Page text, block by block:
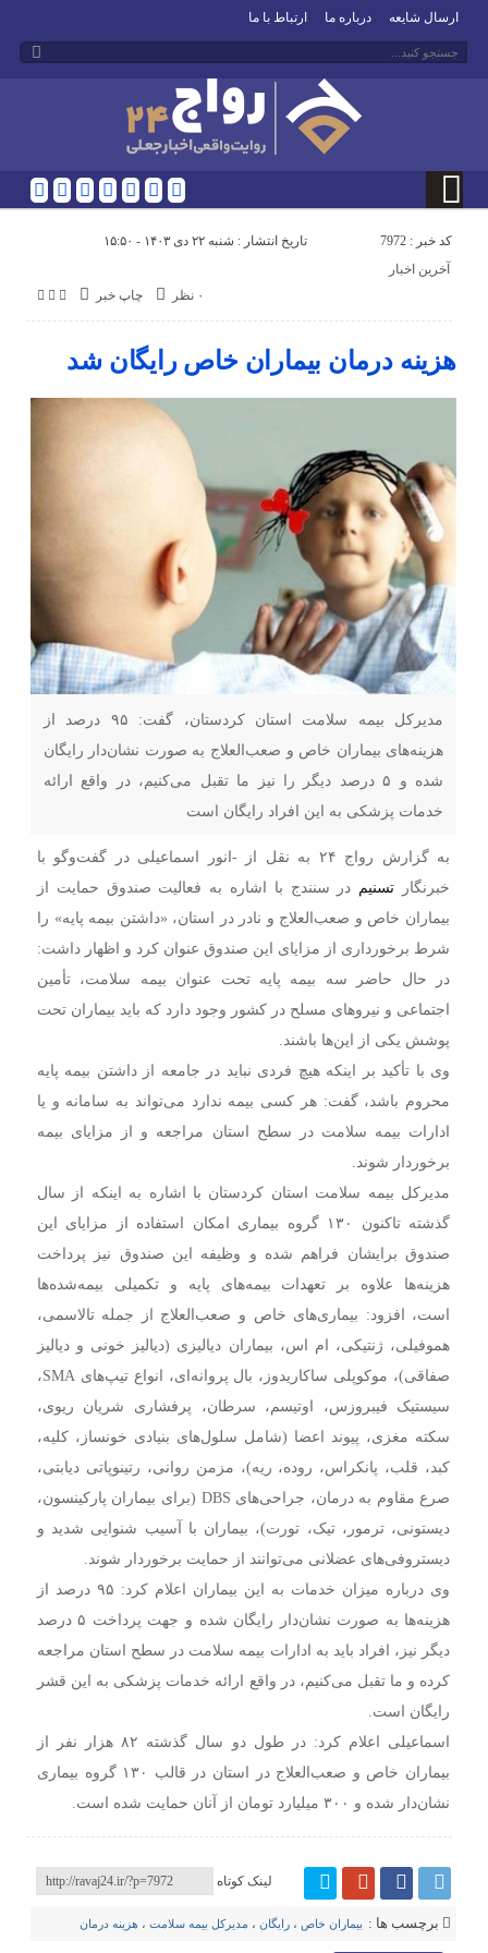
ارسال شایعه درباره ما ارتباط با ما
کد خبر : 7972 تاریخ انتشار : شنبه ۲۲ دی ۱۴۰۳ - ۱۵:۵۰
چاپ خبر ۰ نظر
آخرین اخبار
هزینه درمان بیماران خاص رایگان شد
مدیرکل بیمه سلامت استان کردستان، گفت: ۹۵ درصد از
هزینه‌های بیماران خاص و صعب‌العلاج به صورت نشان‌دار رایگان
شده و ۵ درصد دیگر را نیز ما تقبل می‌کنیم، در واقع ارائه
خدمات پزشکی به این افراد رایگان است
به گزارش رواج ۲۴ به نقل از -انور اسماعیلی در گفت‌وگو با
خبرنگار تسنیم در سنندج با اشاره به فعالیت صندوق حمایت از
بیماران خاص و صعب‌العلاج و نادر در استان، «داشتن بیمه پایه» را
شرط برخورداری از مزایای این صندوق عنوان کرد و اظهار داشت:
در حال حاضر سه بیمه پایه تحت عنوان بیمه سلامت، تأمین
اجتماعی و نیروهای مسلح در کشور وجود دارد که باید بیماران تحت
پوشش یکی از این‌ها باشند.
وی با تأکید بر اینکه هیچ فردی نباید در جامعه از داشتن بیمه پایه
محروم باشد، گفت: هر کسی بیمه ندارد می‌تواند به سامانه و یا
ادارات بیمه سلامت در سطح استان مراجعه و از مزایای بیمه
برخوردار شوند.
مدیرکل بیمه سلامت استان کردستان با اشاره به اینکه از سال
گذشته تاکنون ۱۳۰ گروه بیماری امکان استفاده از مزایای این
صندوق برایشان فراهم شده و وظیفه این صندوق نیز پرداخت
هزینه‌ها علاوه بر تعهدات بیمه‌های پایه و تکمیلی بیمه‌شده‌ها
است، افزود: بیماری‌های خاص و صعب‌العلاج از جمله تالاسمی،
هموفیلی، ژنتیکی، ام اس، بیماران دیالیزی (دیالیز خونی و دیالیز
صفاقی)، موکوپلی ساکاریدوز، بال پروانه‌ای، انواع تیپ‌های SMA،
سیستیک فیبروزس، اوتیسم، سرطان، پرفشاری شریان ریوی،
سکته مغزی، پیوند اعضا (شامل سلول‌های بنیادی خونساز، کلیه،
کبد، قلب، پانکراس، روده، ریه)، مزمن روانی، رتینوپاتی دیابتی،
صرع مقاوم به درمان، جراحی‌های DBS (برای بیماران پارکینسون،
دیستونی، ترمور، تیک، تورت)، بیماران با آسیب شنوایی شدید و
دیستروفی‌های عضلانی می‌توانند از حمایت برخوردار شوند.
وی درباره میزان خدمات به این بیماران اعلام کرد: ۹۵ درصد از
هزینه‌ها به صورت نشان‌دار رایگان شده و جهت پرداخت ۵ درصد
دیگر نیز، افراد باید به ادارات بیمه سلامت در سطح استان مراجعه
کرده و ما تقبل می‌کنیم، در واقع ارائه خدمات پزشکی به این قشر
رایگان است.
اسماعیلی اعلام کرد: در طول دو سال گذشته ۸۲ هزار نفر از
بیماران خاص و صعب‌العلاج در استان در قالب ۱۳۰ گروه بیماری
نشان‌دار شده و ۳۰۰ میلیارد تومان از آنان حمایت شده است.
لینک کوتاه
برچسب ها : بیماران خاص ،رایگان ، مدیرکل بیمه سلامت ، هزینه درمان